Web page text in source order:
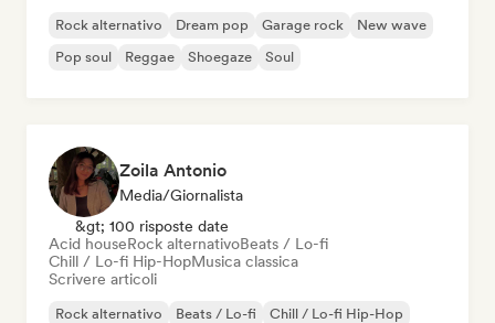
Rock alternativo Dream pop Garage rock
New wave
Pop soul
Reggae Shoegaze Soul
Zoila Antonio
Media/Giornalista
&gt; 100 risposte date
Acid houseRock alternativoBeats / Lo-fi
Chill / Lo-fi Hip-HopMusica classica
Scrivere articoli
Rock alternativo Beats / Lo-fi
Chill / Lo-fi Hip-Hop